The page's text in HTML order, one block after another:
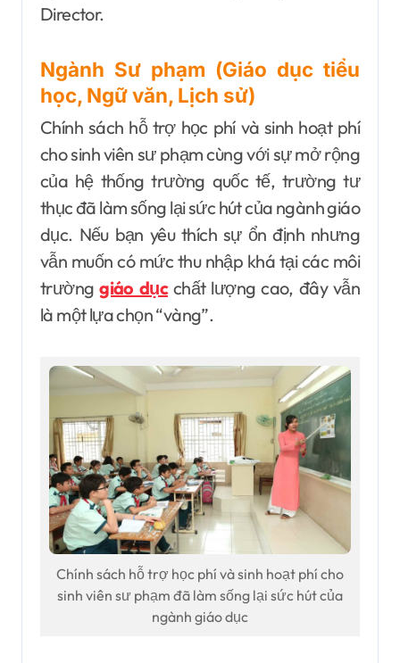
Director.
Ngành Sư phạm (Giáo dục tiểu
học, Ngữ văn, Lịch sử)
Chính sách hỗ trợ học phí và sinh hoạt phí
cho sinh viên sư phạm cùng với sự mở rộng
của hệ thống trường quốc tế, trường tư
thục đã làm sống lại sức hút của ngành giáo
dục. Nếu bạn yêu thích sự ổn định nhưng
vẫn muốn có mức thu nhập khá tại các môi
trườnggiáo dụcchất lượng cao, đây vẫn
là một lựa chọn “vàng”.
Chính sách hỗ trợ học phí và sinh hoạt phí cho
sinh viên sư phạm đã làm sống lại sức hút của
ngành giáo dục